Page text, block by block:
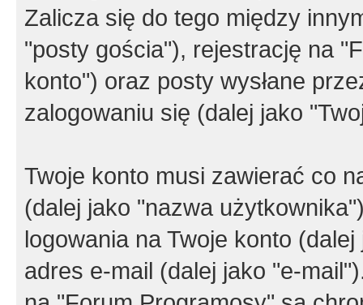
Zalicza się do tego między
"posty gościa"), rejestrację na
konto") oraz posty wysłane
zalogowaniu się (dalej jako
Twoje konto musi zawierać co
(dalej jako "nazwa
logowania na Twoje konto
adres e-mail (dalej jako "e-